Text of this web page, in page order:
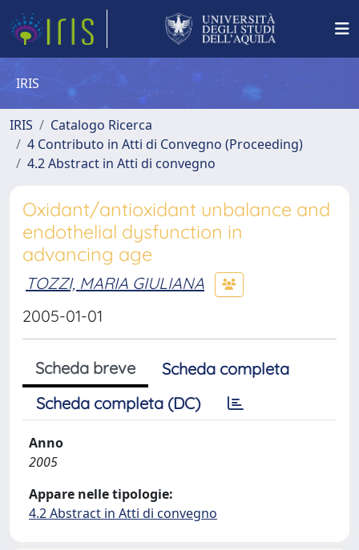
IRIS
IRIS
Catalogo Ricerca
4 Contributo in Atti di Convegno (Proceeding)
4.2 Abstract in Atti di convegno
Oxidant/antioxidant unbalance and
endothelial dysfunction in
advancing age
TOZZI, MARIA GIULIANA
2005-01-01
Scheda breve
Scheda completa
Scheda completa (DC)
Anno
2005
Appare nelle tipologie:
4.2 Abstract in Atti di convegno